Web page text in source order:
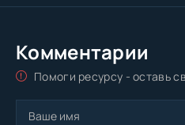
Комментарии
Помоги ресурсу - оставь